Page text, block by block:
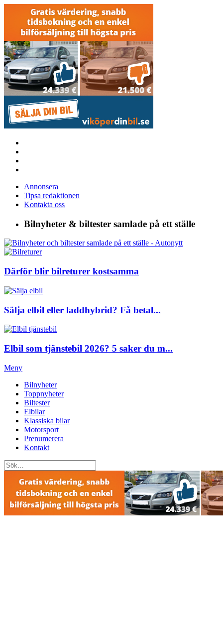
Annonsera
Tipsa redaktionen
Kontakta oss
Bilnyheter & biltester samlade på ett ställe
Därför blir bilreturer kostsamma
Sälja elbil eller laddhybrid? Få betal...
Elbil som tjänstebil 2026? 5 saker du m...
Meny
Bilnyheter
Toppnyheter
Biltester
Elbilar
Klassiska bilar
Motorsport
Prenumerera
Kontakt